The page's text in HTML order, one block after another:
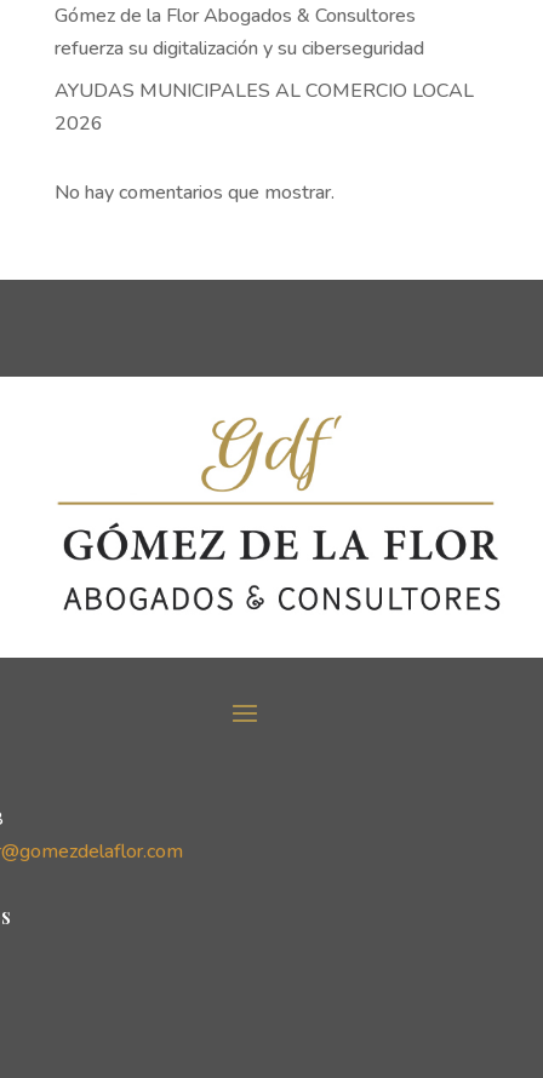
Gómez de la Flor Abogados & Consultores
refuerza su digitalización y su ciberseguridad
AYUDAS MUNICIPALES AL COMERCIO LOCAL
2026
No hay comentarios que mostrar.